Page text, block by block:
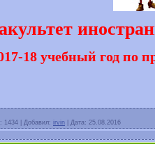
18 учебный год по
1434 Добавил: irvin Дата: 25.08.2016